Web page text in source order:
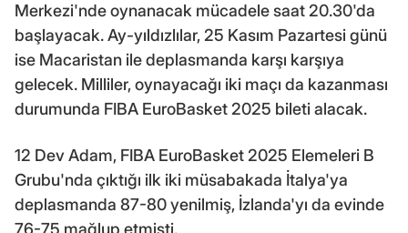
Merkezi'nde oynanacak mücadele saat 20.30'da
başlayacak. Ay-yıldızlılar, 25 Kasım Pazartesi günü
ise Macaristan ile deplasmanda karşı karşıya
gelecek. Milliler, oynayacağı iki maçı da kazanması
durumunda FIBA EuroBasket 2025 bileti alacak.
12 Dev Adam, FIBA EuroBasket 2025 Elemeleri B
Grubu'nda çıktığı ilk iki müsabakada İtalya'ya
deplasmanda 87-80 yenilmiş, İzlanda'yı da evinde